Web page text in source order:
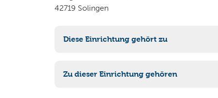
42719 Solingen
Diese Einrichtung gehört zu
Zu dieser Einrichtung gehören